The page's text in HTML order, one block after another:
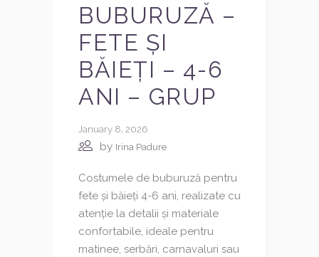
BUBURUZĂ –
FETE ȘI
BĂIEȚI – 4-6
ANI – GRUP
January 8, 2026
by Irina Padure
Costumele de buburuză pentru
fete și băieți 4-6 ani, realizate cu
atenție la detalii și materiale
confortabile, ideale pentru
matinee, serbări, carnavaluri sau